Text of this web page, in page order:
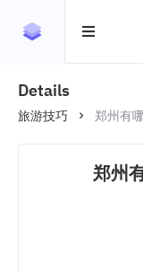
Details
旅游技巧 郑州有
郑州